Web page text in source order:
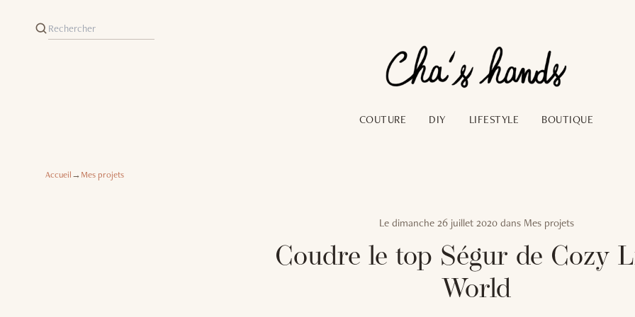
COUTURE DIY LIFESTYLE BOUTIQUE
Accueil→Mes projets
Le dimanche 26 juillet 2020dans Mes projets
Coudre le top Ségur de Cozy
World